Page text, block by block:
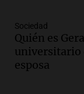
en
de
Panorama
Episodios
Sociedad
Quién es
universitario
esposa